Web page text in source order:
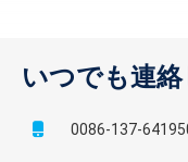
いつでも連
0086-137-